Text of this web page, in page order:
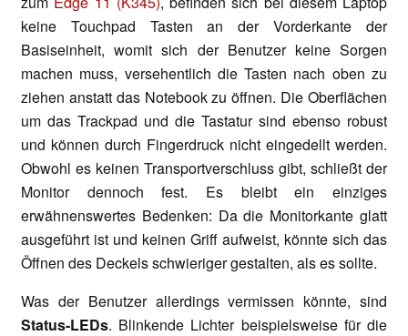
keine Touchpad Tasten an der Vorderkante der
Basiseinheit, womit sich der Benutzer keine Sorgen
machen muss, versehentlich die Tasten nach oben zu
ziehen anstatt das Notebook zu öffnen. Die Oberflächen
um das Trackpad und die Tastatur sind ebenso robust
und können durch Fingerdruck nicht eingedellt werden.
Obwohl es keinen Transportverschluss gibt, schließt der
Monitor dennoch fest. Es bleibt ein einziges
erwähnenswertes Bedenken: Da die Monitorkante glatt
ausgeführt ist und keinen Griff aufweist, könnte sich das
Öffnen des Deckels schwieriger gestalten, als es sollte.
Was der Benutzer allerdings vermissen könnte, sind
Status-LEDs. Blinkende Lichter beispielsweise für die